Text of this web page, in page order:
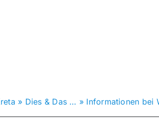
» Dies & Das … » Informationen bei